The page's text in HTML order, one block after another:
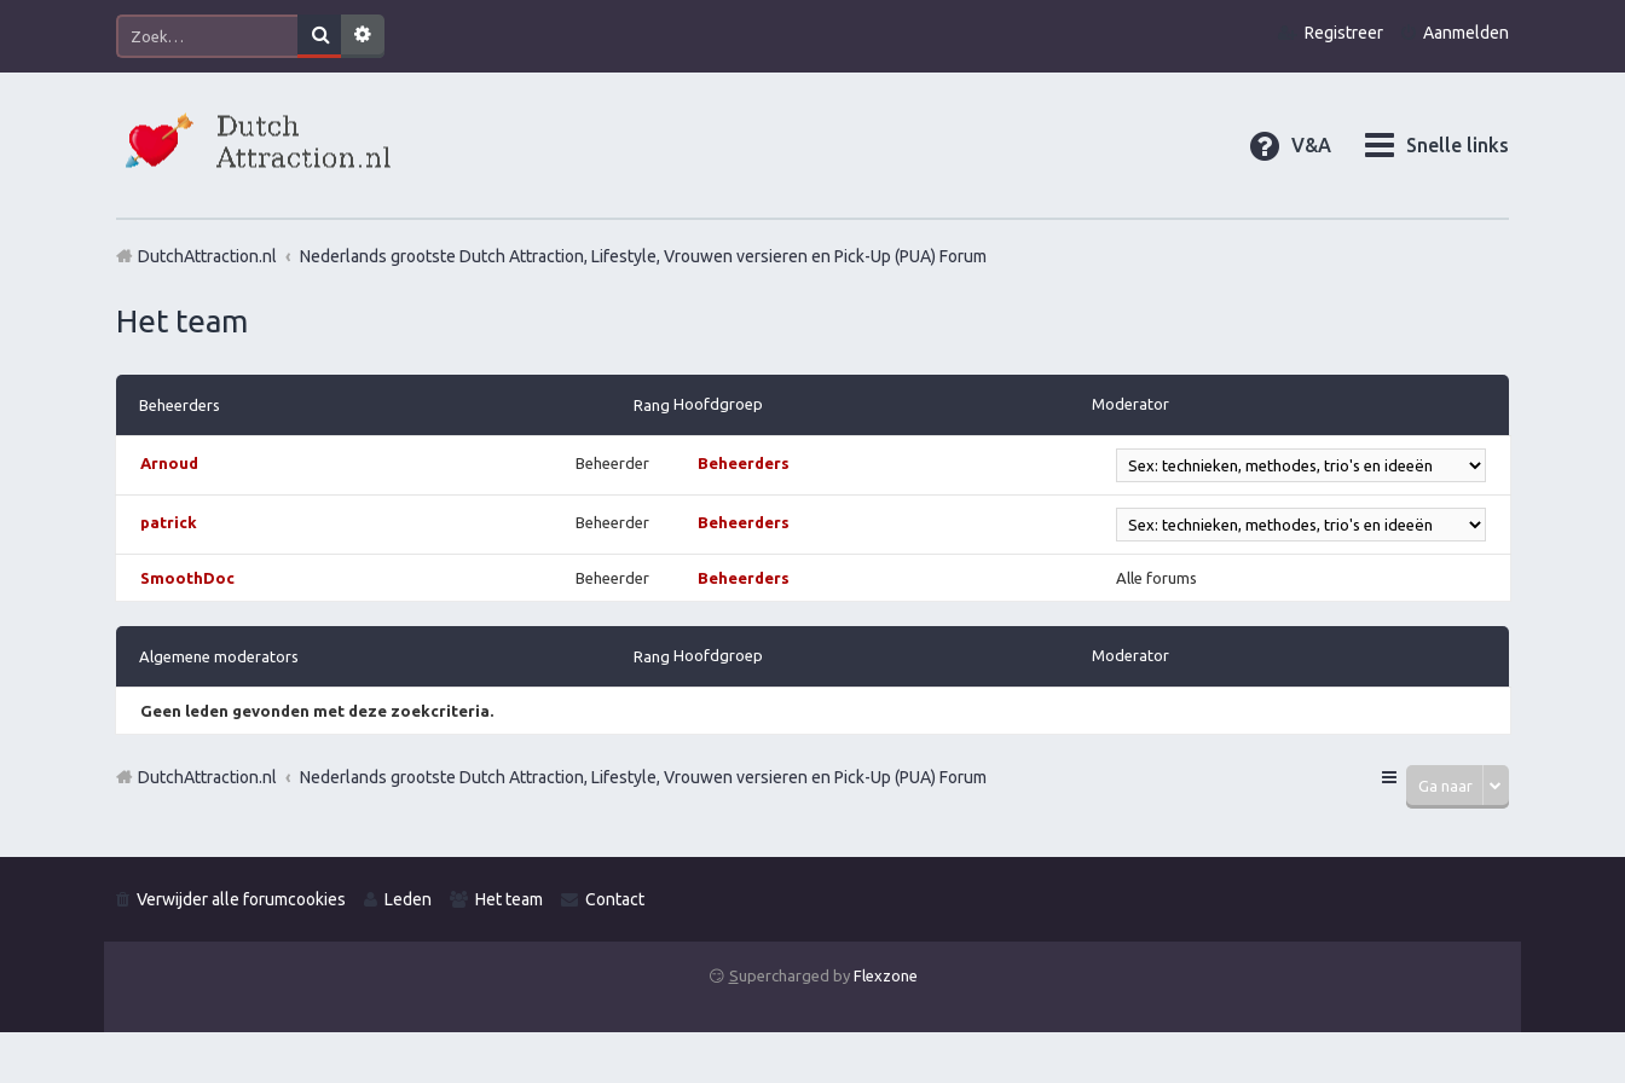
Aanmelden
Registreer
Snelle links
V&A
DutchAttraction.nl Nederlands grootste Dutch Attraction, Lifestyle, Vrouwen versieren en Pick-Up (PUA) Forum
Het team
Rang
Beheerders Hoofdgroep Moderator
Beheerder
Arnoud Beheerders
Beheerder
patrick Beheerders
Beheerder
SmoothDoc Beheerders Alle forums
Rang
Algemene moderators Hoofdgroep Moderator
Geen leden gevonden met deze zoekcriteria.
Ga naar
DutchAttraction.nl Nederlands grootste Dutch Attraction, Lifestyle, Vrouwen versieren en Pick-Up (PUA) Forum
Verwijder alle forumcookies Leden Het team Contact
😏 Supercharged by Flexzone